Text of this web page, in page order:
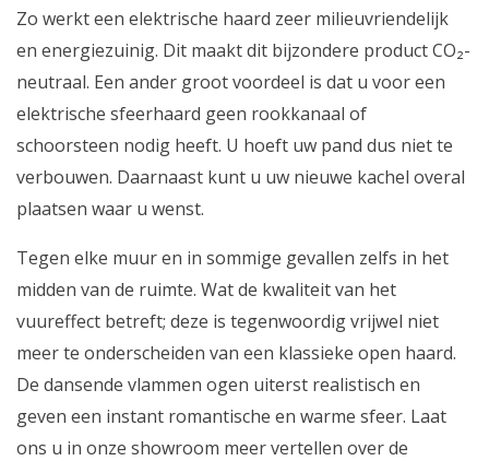
Zo werkt een elektrische haard zeer milieuvriendelijk
en energiezuinig. Dit maakt dit bijzondere product CO₂-
neutraal. Een ander groot voordeel is dat u voor een
elektrische sfeerhaard geen rookkanaal of
schoorsteen nodig heeft. U hoeft uw pand dus niet te
verbouwen. Daarnaast kunt u uw nieuwe kachel overal
plaatsen waar u wenst.
Tegen elke muur en in sommige gevallen zelfs in het
midden van de ruimte. Wat de kwaliteit van het
vuureffect betreft; deze is tegenwoordig vrijwel niet
meer te onderscheiden van een klassieke open haard.
De dansende vlammen ogen uiterst realistisch en
geven een instant romantische en warme sfeer. Laat
ons u in onze showroom meer vertellen over de